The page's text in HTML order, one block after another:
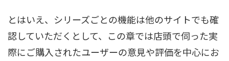
とはいえ、シリーズごとの機能は他のサイトでも確
認していただくとして、この章では店頭で伺った実
際にご購入されたユーザーの意見や評価を中心にお